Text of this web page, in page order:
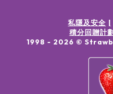
私隱及安全
積分回贈計
1998 - 2026 ©